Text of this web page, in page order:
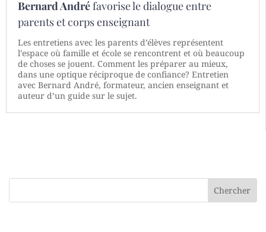
Bernard Andréfavorise le dialogue entre
parents et corps enseignant
Les entretiens avec les parents d’élèves représentent
l’espace où famille et école se rencontrent et où beaucoup
de choses se jouent. Comment les préparer au mieux,
dans une optique réciproque de confiance? Entretien
avec Bernard André, formateur, ancien enseignant et
auteur d’un guide sur le sujet.